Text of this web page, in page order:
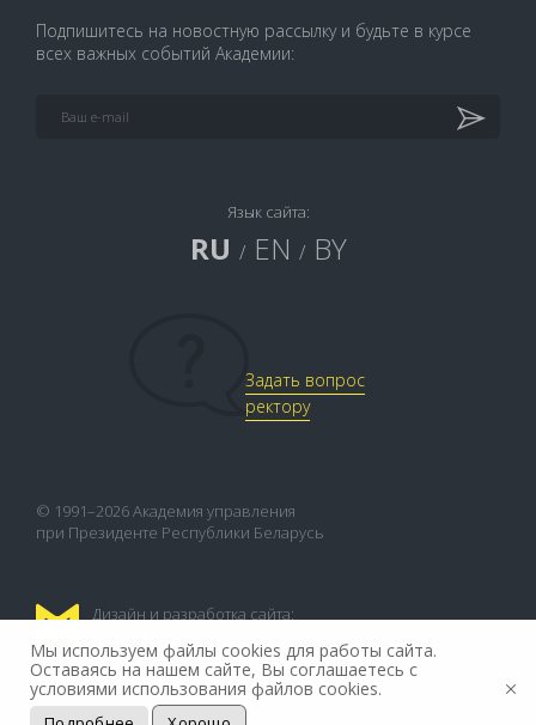
Подпишитесь на новостную рассылку и будьте в курсе
всех важных событий Академии:
Язык сайта:
RU / EN / BY
Задать вопрос
ректору
© 1991–2026 Академия управления
при Президенте Республики Беларусь
Дизайн и разработка сайта:
Мы используем файлы cookies для работы сайта.
Оставаясь на нашем сайте, Вы соглашаетесь с
условиями использования файлов cookies.